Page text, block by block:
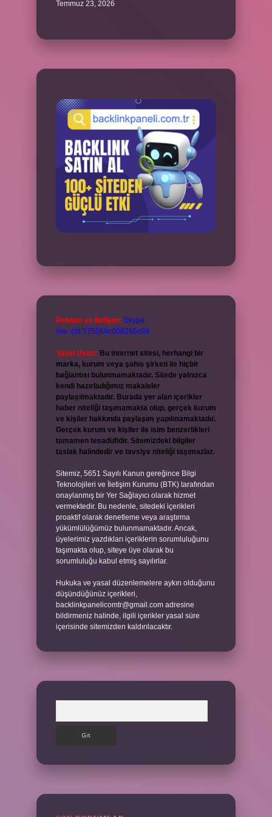
Temmuz 23, 2026
Reklam ve İletişim: Skype:
live:.cid.575569c608265c69
Yasal Uyarı: Bu internet sitesi, herhangi bir
marka, kurum veya şahıs şirketi ile hiçbir
bağlantısı bulunmamaktadır. Sitede yalnızca
kendi hazırladığımız makaleler
paylaşılmaktadır. Burada yer alan içerikler
haber niteliği taşımamakta olup, gerçek kurum
ve kişiler hakkında paylaşım yapılmamaktadır.
Gerçek kurum ve kişiler ile isim benzerlikleri
tamamen tesadüfidir. Sitemizdeki bilgiler
taslak halindedir ve tavsiye niteliği taşımazlar.
Sitemiz, 5651 Sayılı Kanun gereğince Bilgi
Teknolojileri ve İletişim Kurumu (BTK) tarafından
onaylanmış bir Yer Sağlayıcı olarak hizmet
vermektedir. Bu nedenle, sitedeki içerikleri
proaktif olarak denetleme veya araştırma
yükümlülüğümüz bulunmamaktadır. Ancak,
üyelerimiz yazdıkları içeriklerin sorumluluğunu
taşımakta olup, siteye üye olarak bu
sorumluluğu kabul etmiş sayılırlar.
Hukuka ve yasal düzenlemelere aykırı olduğunu
düşündüğünüz içerikleri,
backlinkpanelicomtr@gmail.com adresine
bildirmeniz halinde, ilgili içerikler yasal süre
içerisinde sitemizden kaldırılacaktır.